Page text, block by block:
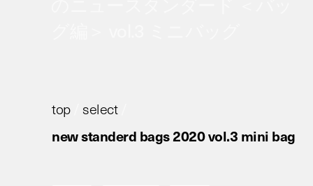
top/ select/
new standerd bags 2020 vol.3 mini bag